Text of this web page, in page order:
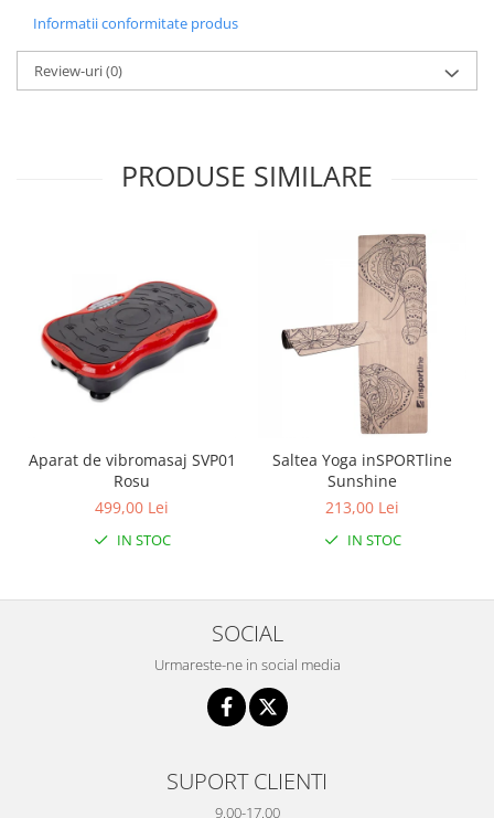
Informatii conformitate produs
Review-uri(0)
PRODUSE SIMILARE
Aparat de vibromasaj SVP01
Rosu
499,00 Lei
IN STOC
Saltea Yoga inSPORTline
Sunshine
213,00 Lei
IN STOC
SOCIAL
Urmareste-ne in social media
SUPORT CLIENTI
9.00-17.00